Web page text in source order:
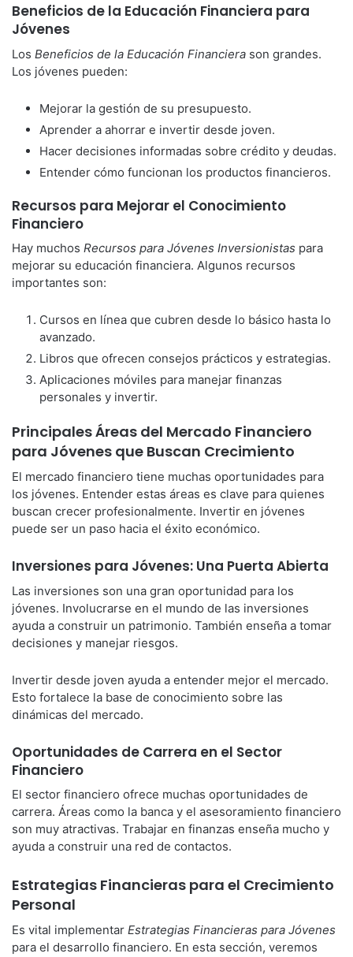
Beneficios de la Educación Financiera para
Jóvenes
Los Beneficios de la Educación Financiera son grandes.
Los jóvenes pueden:
Mejorar la gestión de su presupuesto.
Aprender a ahorrar e invertir desde joven.
Hacer decisiones informadas sobre crédito y deudas.
Entender cómo funcionan los productos financieros.
Recursos para Mejorar el Conocimiento
Financiero
Hay muchos Recursos para Jóvenes Inversionistas para
mejorar su educación financiera. Algunos recursos
importantes son:
Cursos en línea que cubren desde lo básico hasta lo
avanzado.
Libros que ofrecen consejos prácticos y estrategias.
Aplicaciones móviles para manejar finanzas
personales y invertir.
Principales Áreas del Mercado Financiero
para Jóvenes que Buscan Crecimiento
El mercado financiero tiene muchas oportunidades para
los jóvenes. Entender estas áreas es clave para quienes
buscan crecer profesionalmente. Invertir en jóvenes
puede ser un paso hacia el éxito económico.
Inversiones para Jóvenes: Una Puerta Abierta
Las inversiones son una gran oportunidad para los
jóvenes. Involucrarse en el mundo de las inversiones
ayuda a construir un patrimonio. También enseña a tomar
decisiones y manejar riesgos.
Invertir desde joven ayuda a entender mejor el mercado.
Esto fortalece la base de conocimiento sobre las
dinámicas del mercado.
Oportunidades de Carrera en el Sector
Financiero
El sector financiero ofrece muchas oportunidades de
carrera. Áreas como la banca y el asesoramiento financiero
son muy atractivas. Trabajar en finanzas enseña mucho y
ayuda a construir una red de contactos.
Estrategias Financieras para el Crecimiento
Personal
Es vital implementar Estrategias Financieras para Jóvenes
para el desarrollo financiero. En esta sección, veremos